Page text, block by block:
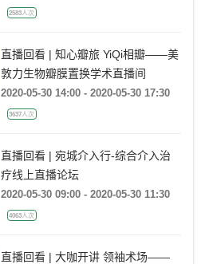
2583人次
直播回看 | 知心瓣旅 YiQi相瓣——美
敦力生物瓣膜置换学术直播间
2020-05-30 14:00 - 2020-05-30 17:30
3637人次
直播回看 | 宛城介入行-综合介入治
疗线上直播论坛
2020-05-30 09:00 - 2020-05-30 11:30
4063人次
直播回看 | 大咖开讲 领袖术场——